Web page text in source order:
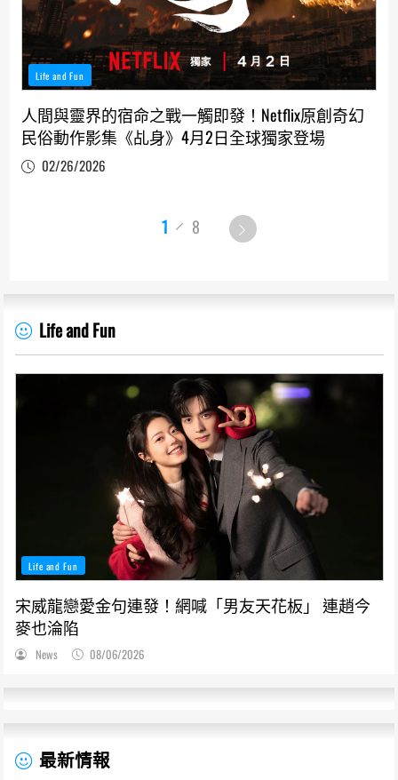
Life and Fun
人間與靈界的宿命之戰一觸即發！Netflix原創奇幻
民俗動作影集《乩身》4月2日全球獨家登場
02/26/2026
1 8
Life and Fun
Life and Fun
宋威龍戀愛金句連發！網喊「男友天花板」 連趙今
麥也淪陷
News 08/06/2026
最新情報